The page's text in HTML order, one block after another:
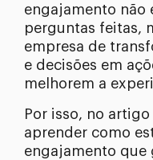
engajamento não
perguntas feitas,
empresa de
e decisões em
melhorem a
Por isso, no
aprender como
engajamento que